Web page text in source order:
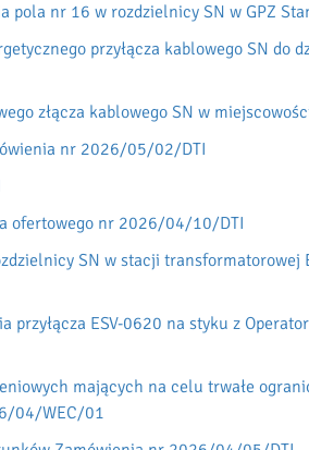
pola nr 16 w rozdzielnicy SN w GPZ
przyłącza kablowego SN
złącza kablowego SN w
nr 2026/05/02/DTI
ofertowego nr 2026/04/10/DTI
SN w stacji
ESV-0620 na styku z
mających na celu trwałe
04/WEC/01